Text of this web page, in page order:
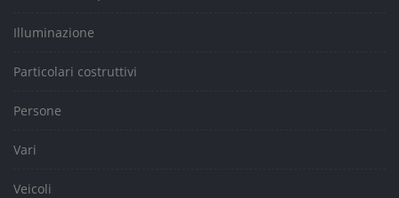
Illuminazione
Particolari costruttivi
Persone
Vari
Veicoli